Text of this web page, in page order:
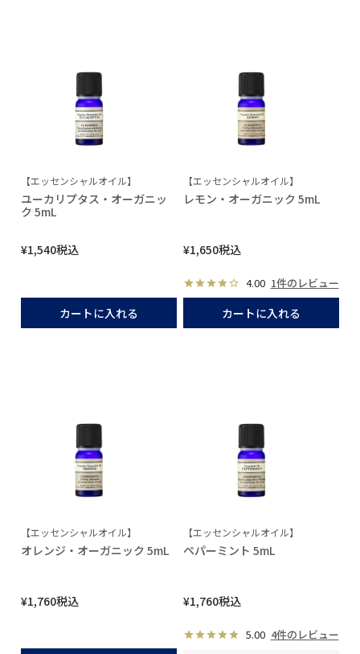
【エッセンシャルオイル】
ユーカリプタス・オーガニッ
ク 5mL
¥1,540税込
カートに入れる
【エッセンシャルオイル】
レモン・オーガニック 5mL
¥1,650税込
4.00 1件のレビュー
カートに入れる
【エッセンシャルオイル】
オレンジ・オーガニック 5mL
¥1,760税込
【エッセンシャルオイル】
ペパーミント 5mL
¥1,760税込
5.00 4件のレビュー